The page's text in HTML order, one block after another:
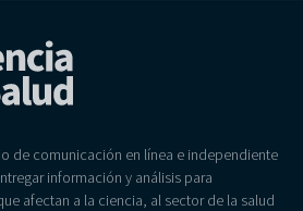
de comunicación en línea e independiente
información y análisis para
afectan a la ciencia, al sector de la salud